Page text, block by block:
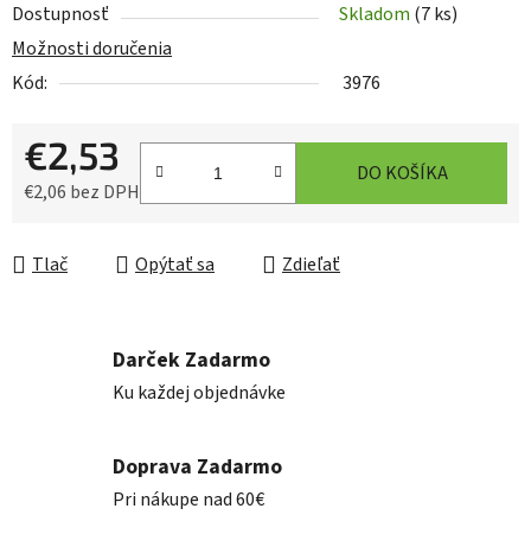
Dostupnosť Skladom (7 ks)
Možnosti doručenia
Kód:
3976
€2,53
€2,06 bez DPH
DO KOŠÍKA
Tlač Opýtať sa Zdieľať
Darček Zadarmo
Ku každej objednávke
Doprava Zadarmo
Pri nákupe nad 60€